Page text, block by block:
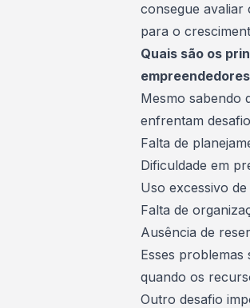
consegue avaliar
para o
Quais são os
Mesmo sabendo
enfrentam
Falta de
Dificuldade em
Uso excessivo
Falta de
Ausência de
Esses problemas
quando os
Outro desafio